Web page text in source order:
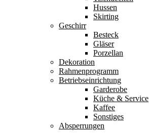
Hussen
Skirting
Geschirr
Besteck
Gläser
Porzellan
Dekoration
Rahmenprogramm
Betriebseinrichtung
Garderobe
Küche & Service
Kaffee
Sonstiges
Absperrungen